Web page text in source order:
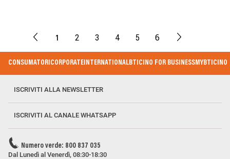
1 2 3 4 5
6
Footer
CONSUMATORICORPORATEINTERNATIONALBTICINO FOR BUSINESSMYBTICINO
ISCRIVITI ALLA NEWSLETTER
ISCRIVITI AL CANALE WHATSAPP
Numero verde: 800 837 035
Dal Lunedì al Venerdì, 08:30-18:30